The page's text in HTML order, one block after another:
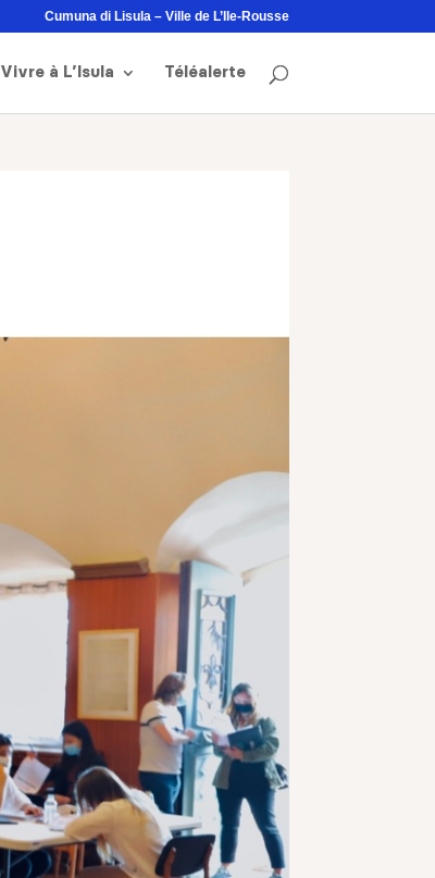
Cumuna di Lisula – Ville de L’Ile-Rousse
Vivre à L’Isula Téléalerte